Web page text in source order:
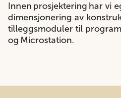
Innen prosjektering har vi
dimensjonering av
tilleggsmoduler til
og Microstation.